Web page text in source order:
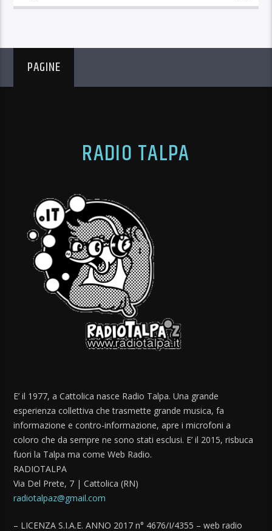
PAGINE
RADIO TALPA
E’ il 1977, a Cattolica nasce Radio Talpa. Una grande
esperienza collettiva che trasmette grande musica, fa
informazione e contro-informazione, apre i microfoni a
coloro che da sempre ne sono stati esclusi. E’ il 2015, risbuca
fuori la Talpa ma come Web Radio.
RADIOTALPA
Via Del Prete, 7 | Cattolica (RN)
radiotalpaz@gmail.com
– LICENZA S.I.A.E. ANNO 2017 n° 4676/I/4355 – web radio